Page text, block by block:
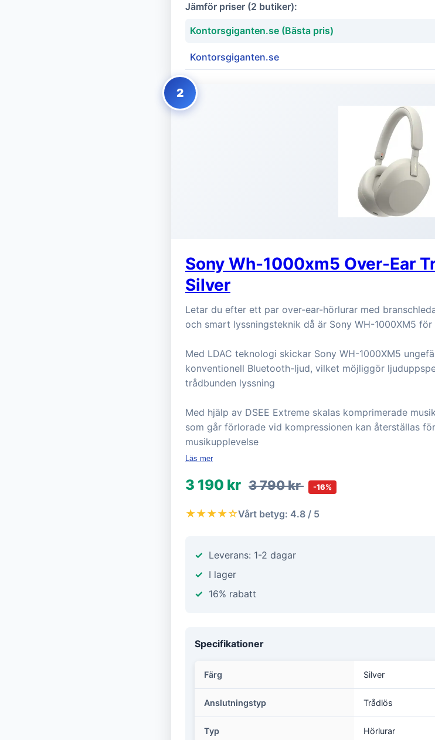
Jämför priser (2 butiker):
Kontorsgiganten.se (Bästa pris)
Kontorsgiganten.se
2
Sony Wh-1000xm5 Over-Ear
Silver
Letar du efter ett par over-ear-hörlurar med
och smart lyssningsteknik då är Sony WH-1000XM5 för
Med LDAC teknologi skickar Sony WH-1000XM5
konventionell Bluetooth-ljud, vilket möjliggör
trådbunden lyssning
Med hjälp av DSEE Extreme skalas komprimerade
som går förlorade vid kompressionen kan återställas
musikupplevelse
Läs mer
3 190 kr 3 790 kr -16%
★★★★☆Vårt betyg: 4.8 / 5
Leverans: 1-2 dagar
I lager
16% rabatt
Specifikationer
Färg Silver
Anslutningstyp Trådlös
Typ Hörlurar